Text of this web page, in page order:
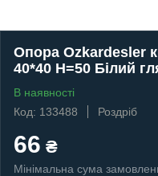
Опора Ozkardesler
40*40 Н=50 Білий
В наявності
Код: 133488
Роздріб
66 ₴
Мінімальна сума